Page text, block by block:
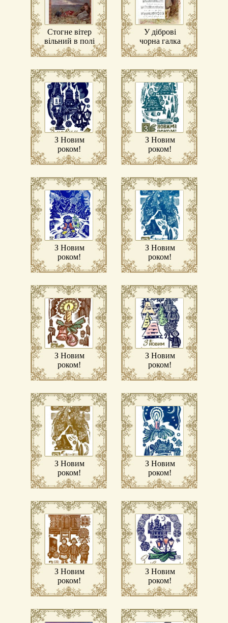
Стогне вітер
вільний в полі
У діброві
чорна галка
З Новим
роком!
З Новим
роком!
З Новим
роком!
З Новим
роком!
З Новим
роком!
З Новим
роком!
З Новим
роком!
З Новим
роком!
З Новим
роком!
З Новим
роком!